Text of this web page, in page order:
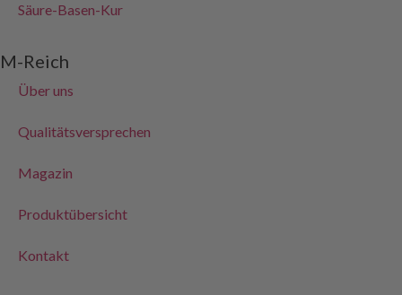
Säure-Basen-Kur
M-Reich
Über uns
Qualitätsversprechen
Magazin
Produktübersicht
Kontakt